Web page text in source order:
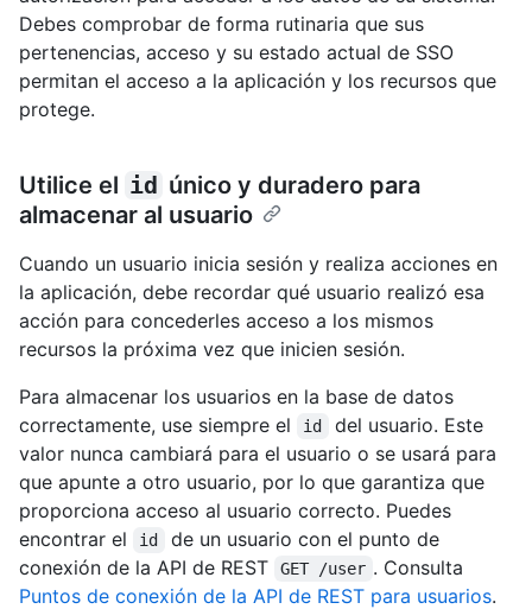
Debes comprobar de forma rutinaria que sus
pertenencias, acceso y su estado actual de SSO
permitan el acceso a la aplicación y los recursos que
protege.
Utilice el id único y duradero para
almacenar al usuario
Cuando un usuario inicia sesión y realiza acciones en
la aplicación, debe recordar qué usuario realizó esa
acción para concederles acceso a los mismos
recursos la próxima vez que inicien sesión.
Para almacenar los usuarios en la base de datos
correctamente, use siempre el
id
del usuario. Este
valor nunca cambiará para el usuario o se usará para
que apunte a otro usuario, por lo que garantiza que
proporciona acceso al usuario correcto. Puedes
encontrar el
id
de un usuario con el punto de
conexión de la API de REST
GET /user . Consulta
Puntos de conexión de la API de REST para usuarios.